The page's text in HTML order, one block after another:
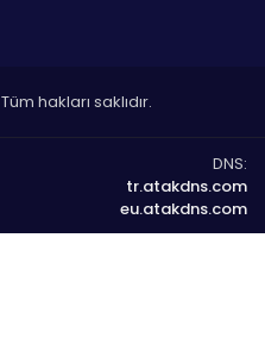
Tüm hakları saklıdır.
DNS:
tr.atakdns.com
eu.atakdns.com